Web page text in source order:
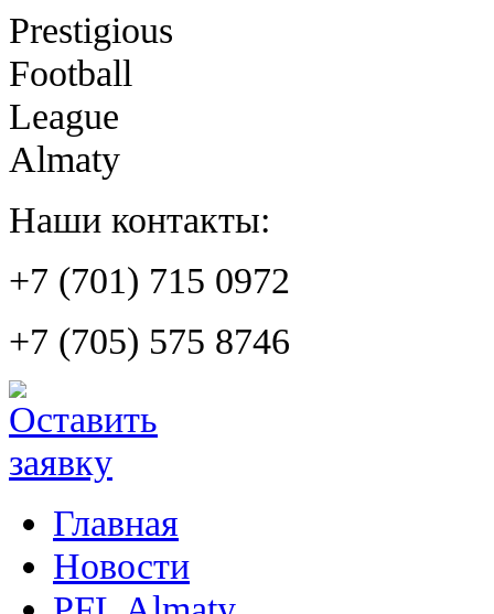
Prestigious
Football
League
Almaty
Наши контакты:
+7 (701) 715 0972
+7 (705) 575 8746
Главная
Новости